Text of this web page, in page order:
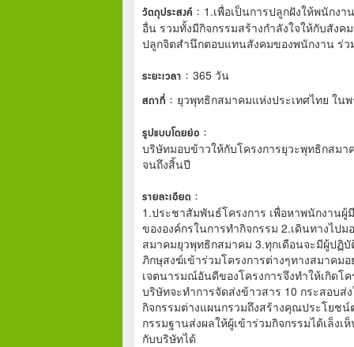
วัตถุประสงค์ : 1.เพื่อเป็นการปลูกฝังให้พนักง
อื่น รวมทั้งมีกิจกรรมสร้างกำลังใจให้กับสังค
ปลูกจิตสำนึกตอบแทนสังคมของพนักงาน ร่ว
ระยะเวลา : 365 วัน
สถาที่ : ยุวพุทธิกสมาคมแห่งประเทศไทย ใน
รูปแบบโดยย่อ :
บริษัทมอบข้าวให้กับโครงการยุวะพุทธิกสม
จนถึงสิ้นปี
รายละเอียด :
1.ประชาสัมพันธ์โครงการ เพื่อหาพนักงาน
ขององค์กรในการทำกิจกรรม 2.เดินทางไป
สมาคมยุวพุทธิกสมาคม 3.ทุกเดือนจะมีผู้ปฏิ
ภิกษุสงฆ์เข้าร่วมโครงการต่างๆทางสมาคม
เจตนารมณ์อันดีของโครงการจึงทำให้เกิดโ
บริษัทจะทำการจัดส่งข้าวสาร 10 กระสอบ
กิจกรรมต่างแผนกรวมถึงสร้างคุณประโยช
กรรมฐานส่งผลให้ผู้เข้าร่วมกิจกรรมได้เล็ง
กับบริษัทได้